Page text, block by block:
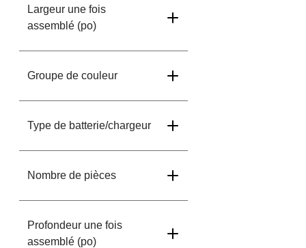
Largeur une fois
assemblé (po)
Groupe de couleur
Type de batterie/chargeur
Nombre de pièces
Profondeur une fois
assemblé (po)